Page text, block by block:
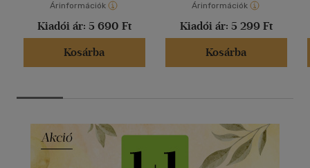
Árinformációk
Kiadói ár: 5 690 Ft
Kosárba
Árinformációk
Kiadói ár: 5 299 Ft
Kosárba